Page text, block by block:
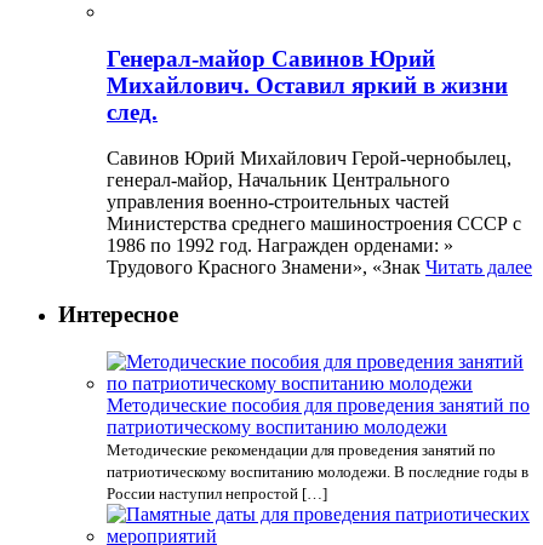
Генерал-майор Савинов Юрий
Михайлович. Оставил яркий в жизни
след.
Савинов Юрий Михайлович Герой-чернобылец,
генерал-майор, Начальник Центрального
управления военно-строительных частей
Министерства среднего машиностроения СССР с
1986 по 1992 год. Награжден орденами: »
Трудового Красного Знамени», «Знак Читать далее
Интересное
Методические пособия для проведения занятий по
патриотическому воспитанию молодежи
Методические рекомендации для проведения занятий по
патриотическому воспитанию молодежи. В последние годы в
России наступил непростой […]